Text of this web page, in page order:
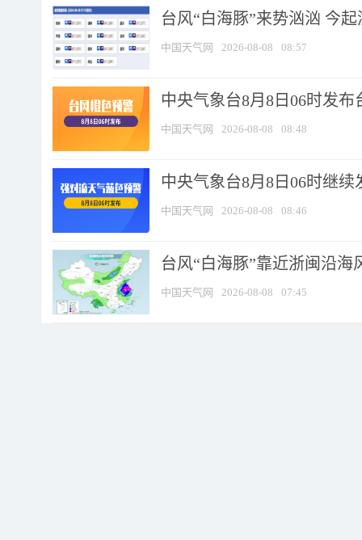
台风“白海豚”来势汹汹 今
中国天气网 2026-08-08 08:57
中央气象台8月8日06时发布
中国天气网 2026-08-08 08:48
中央气象台8月8日06时继
中国天气网 2026-08-08 08:46
台风“白海豚”靠近浙闽沿
中国天气网 2026-08-08 07:45